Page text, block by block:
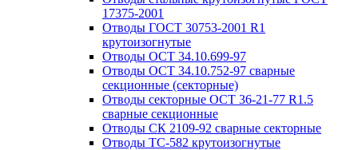
17375-2001
Отводы ГОСТ 30753-2001 R1
крутоизогнутые
Отводы ОСТ 34.10.699-97
Отводы ОСТ 34.10.752-97 сварные
секционные (секторные)
Отводы секторные ОСТ 36-21-77 R1.5
сварные секционные
Отводы СК 2109-92 сварные секторные
Отводы ТС-582 крутоизогнутые